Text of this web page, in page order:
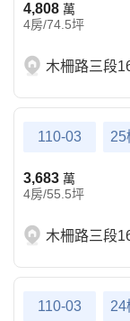
4,808 萬
4房/74.5坪
木柵路三段
110-03 25
3,683 萬
4房/55.5坪
木柵路三段
110-03 24